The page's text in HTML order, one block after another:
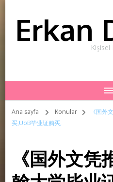
ErkanKişisel
Ana sayfa Konular
《国外
买,UoB毕业证购买,
《国外文凭